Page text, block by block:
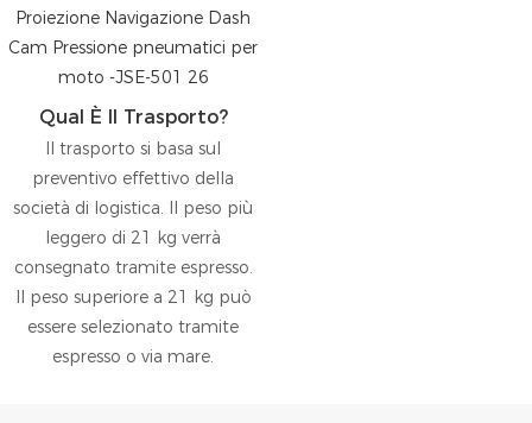
Qual È Il Trasporto?
Il trasporto si basa sul
preventivo effettivo della
società di logistica. Il peso più
leggero di 21 kg verrà
consegnato tramite espresso.
Il peso superiore a 21 kg può
essere selezionato tramite
espresso o via mare.